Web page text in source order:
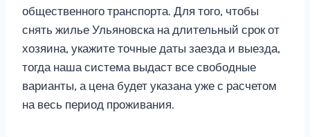
общественного транспорта. Для того, чтобы
снять жилье Ульяновска на длительный срок от
хозяина, укажите точные даты заезда и выезда,
тогда наша система выдаст все свободные
варианты, а цена будет указана уже с расчетом
на весь период проживания.